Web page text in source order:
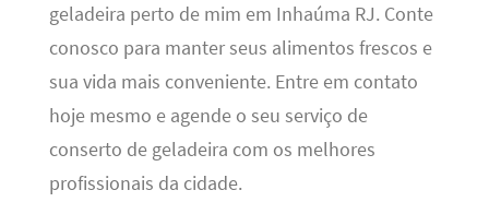
geladeira perto de mim em Inhaúma RJ. Conte
conosco para manter seus alimentos frescos e
sua vida mais conveniente. Entre em contato
hoje mesmo e agende o seu serviço de
conserto de geladeira com os melhores
profissionais da cidade.